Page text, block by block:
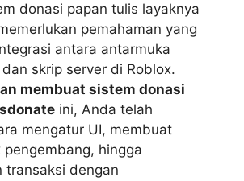
donasi papan tulis layaknya
pemahaman yang
antara antarmuka
skrip server di Roblox.
membuat sistem donasi
ini, Anda telah
mengatur UI, membuat
hingga
transaksi dengan